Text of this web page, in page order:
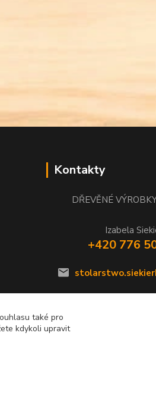
Kontakty
DŘEVĚNÉ
Izabela
+420 776
také pro
kdykoli upravit